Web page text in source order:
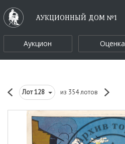
АУКЦИОННЫЙ ДОМ №1
Аукцион Оценка
Лот128 из 354 лотов